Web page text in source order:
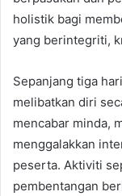
holistik bagi
yang berintegriti,
Sepanjang tiga
melibatkan diri
mencabar minda,
menggalakkan
peserta. Aktiviti
pembentangan